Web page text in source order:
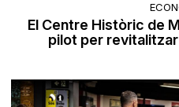
El Centre Històric de
pilot per